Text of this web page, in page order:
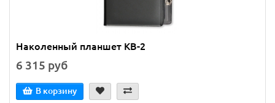
Наколенный планшет KB-2
6 315 руб
В корзину